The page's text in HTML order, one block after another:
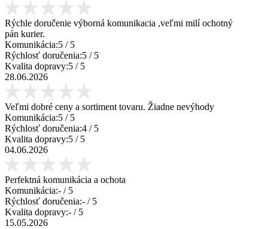
Rýchle doručenie výborná komunikacia ,veľmi milí ochotný
pán kurier.
Komunikácia:5 / 5
Rýchlosť doručenia:5 / 5
Kvalita dopravy:5 / 5
28.06.2026
Veľmi dobré ceny a sortiment tovaru. Žiadne nevýhody
Komunikácia:5 / 5
Rýchlosť doručenia:4 / 5
Kvalita dopravy:5 / 5
04.06.2026
Perfektná komunikácia a ochota
Komunikácia:- / 5
Rýchlosť doručenia:- / 5
Kvalita dopravy:- / 5
15.05.2026